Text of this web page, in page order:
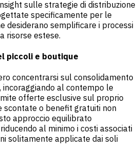
sulle strategie di distribuzione
specificamente per le
desiderano semplificare i processi
risorse estese.
piccoli e boutique
concentrarsi sul consolidamento
incoraggiando al contempo le
offerte esclusive sul proprio
o benefit gratuiti non
approccio equilibrato
al minimo i costi associati
solitamente applicate dai soli